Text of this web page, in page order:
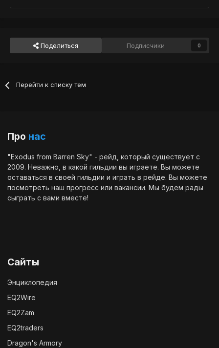
Поделиться Подписчики 0
Перейти к списку тем
Про нас
"Exodus from Barren Sky" - рейд, который существует с
2009. Неважно, в какой гильдии вы играете. Вы можете
оставаться в своей гильдии и играть в рейде. Вы можете
посмотреть наш прогресс или вакансии. Мы будем рады
сыграть с вами вместе!
Сайты
Энциклопедия
EQ2Wire
EQ2Zam
EQ2traders
Dragon's Armory